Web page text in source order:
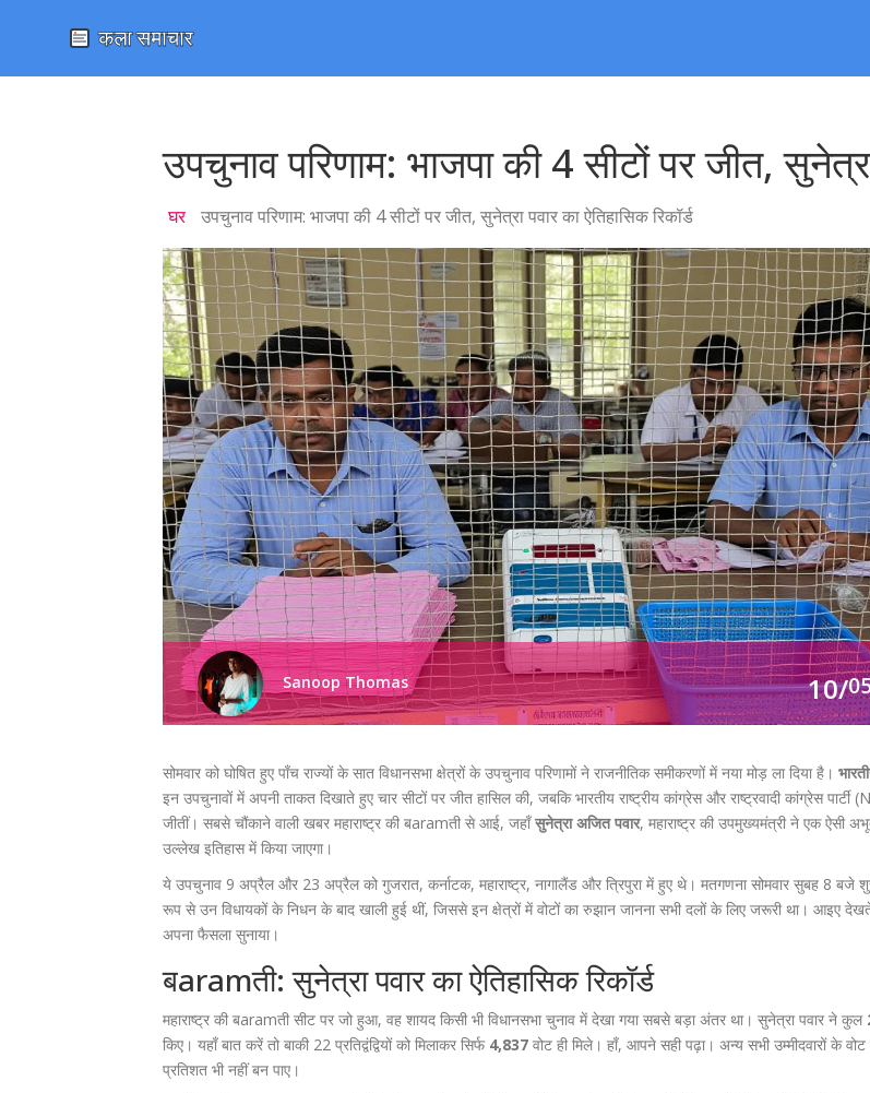
उपचुनाव परिणाम: भाजपा की 4 सीटों पर जीत,
घर उपचुनाव परिणाम: भाजपा की 4 सीटों पर जीत, सुनेत्रा पवार का ऐतिहासिक रिकॉर्ड
Sanoop Thomas 10/
सोमवार को घोषित हुए पाँच राज्यों के सात विधानसभा क्षेत्रों के उपचुनाव परिणामों ने राजनीतिक समीकरणों में नया मोड़ ला दिया है।
इन उपचुनावों में अपनी ताकत दिखाते हुए चार सीटों पर जीत हासिल की, जबकिभारतीय राष्ट्रीय कांग्रेसऔरराष्ट्रवादी कांग्रेस पार्टी
जीतीं। सबसे चौंकाने वाली खबर महाराष्ट्र की बaramती से आई, जहाँसुनेत्रा अजित पवार,महाराष्ट्र की उपमुख्यमंत्री ने एक ऐसी
उल्लेख इतिहास में किया जाएगा।
ये उपचुनाव 9 अप्रैल और 23 अप्रैल को गुजरात, कर्नाटक, महाराष्ट्र, नागालैंड और त्रिपुरा में हुए थे। मतगणना सोमवार सुबह 8 बजे
रूप से उन विधायकों के निधन के बाद खाली हुई थीं, जिससे इन क्षेत्रों में वोटों का रुझान जानना सभी दलों के लिए जरूरी था। आइए
अपना फैसला सुनाया।
बaramती: सुनेत्रा पवार का ऐतिहासिक रिकॉर्ड
महाराष्ट्र की बaramती सीट पर जो हुआ, वह शायद किसी भी विधानसभा चुनाव में देखा गया सबसे बड़ा अंतर था। सुनेत्रा पवार ने कुल
किए। यहाँ बात करें तो बाकी 22 प्रतिद्वंद्वियों को मिलाकर सिर्फ 4,837 वोट ही मिले। हाँ, आपने सही पढ़ा। अन्य सभी उम्मीदवारों के
प्रतिशत भी नहीं बन पाए।